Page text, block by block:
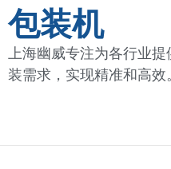
包装机
上海幽威专注为各行业
装需求，实现精准和高效